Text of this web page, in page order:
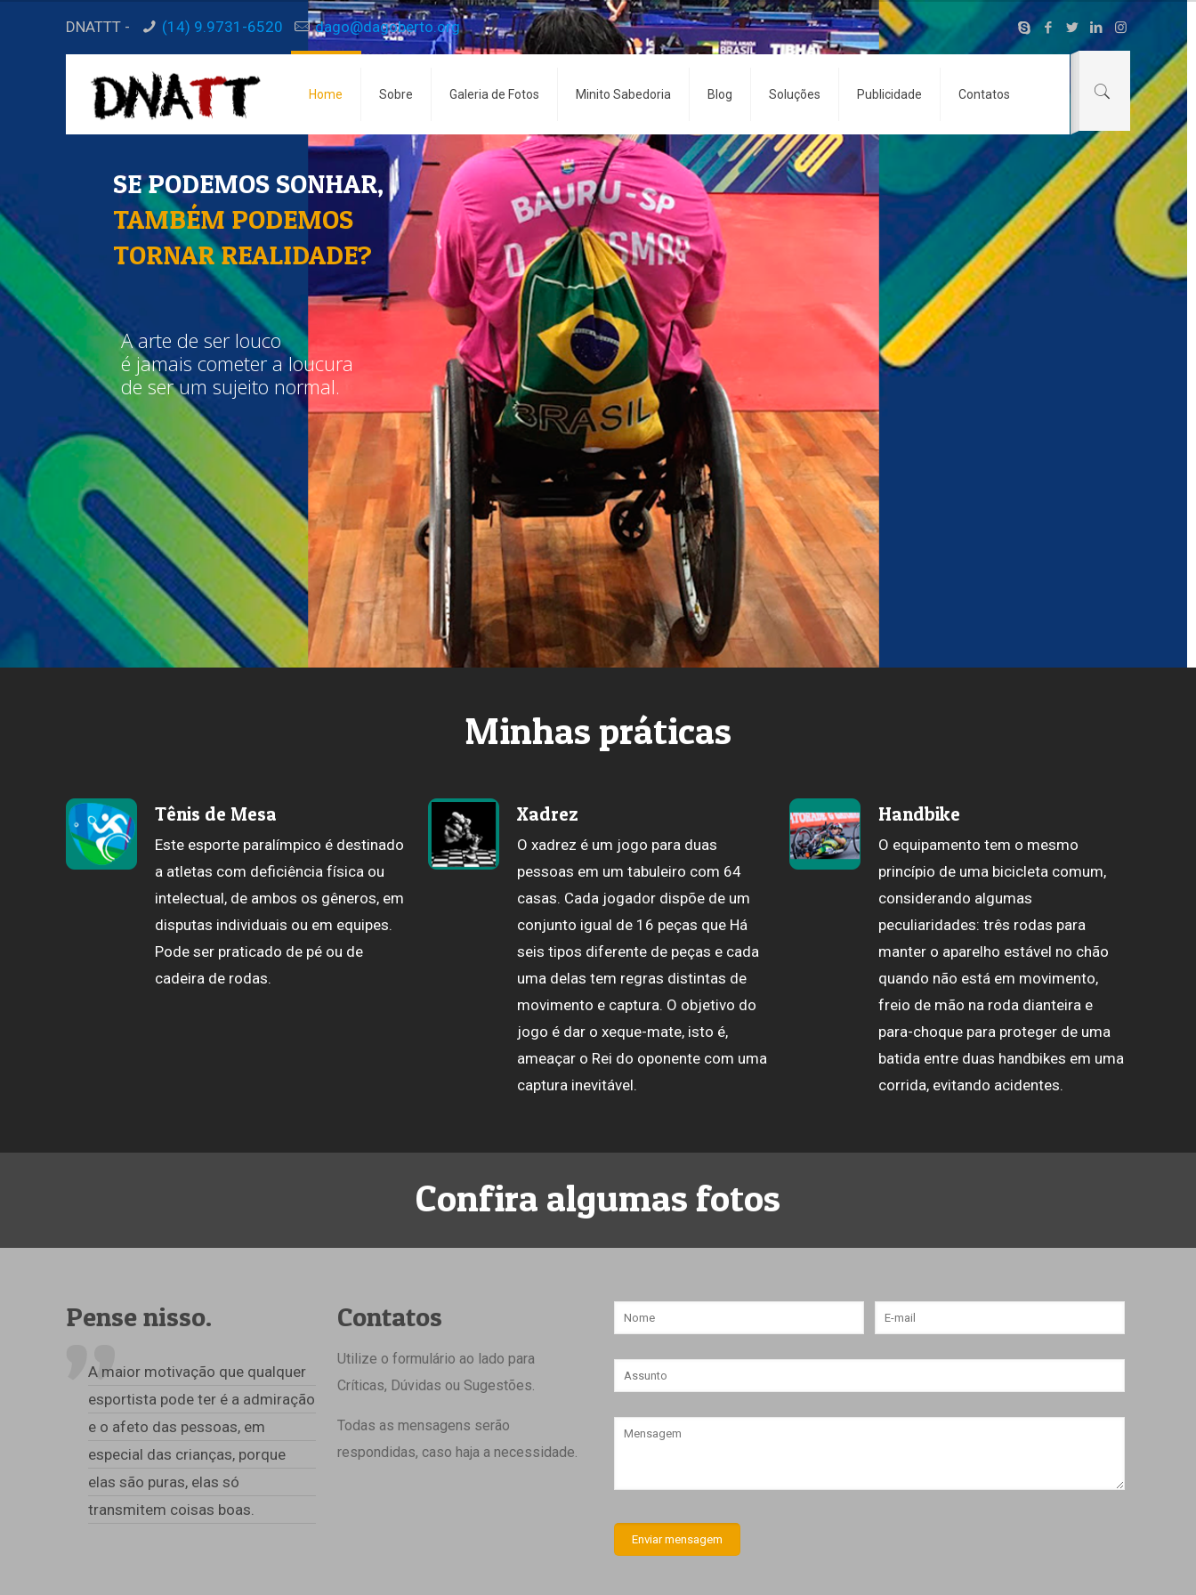
DNATTT - (14) 9.9731-6520 dago@dagoberto.org
Home Sobre Galeria de Fotos Minito Sabedoria Blog Soluções Publicidade Contatos
SE PODEMOS SONHAR,
TAMBÉM PODEMOS
TORNAR REALIDADE?
A arte de ser louco
é jamais cometer a loucura
de ser um sujeito normal.
Minhas práticas
Tênis de Mesa
Este esporte paralímpico é destinado
a atletas com deficiência física ou
intelectual, de ambos os gêneros, em
disputas individuais ou em equipes.
Pode ser praticado de pé ou de
cadeira de rodas.
Xadrez
O xadrez é um jogo para duas
pessoas em um tabuleiro com 64
casas. Cada jogador dispõe de um
conjunto igual de 16 peças que Há
seis tipos diferente de peças e cada
uma delas tem regras distintas de
movimento e captura. O objetivo do
jogo é dar o xeque-mate, isto é,
ameaçar o Rei do oponente com uma
captura inevitável.
Handbike
O equipamento tem o mesmo
princípio de uma bicicleta comum,
considerando algumas
peculiaridades: três rodas para
manter o aparelho estável no chão
quando não está em movimento,
freio de mão na roda dianteira e
para-choque para proteger de uma
batida entre duas handbikes em uma
corrida, evitando acidentes.
Confira algumas fotos
Pense nisso.
A maior motivação que qualquer
esportista pode ter é a admiração
e o afeto das pessoas, em
especial das crianças, porque
elas são puras, elas só
transmitem coisas boas.
Contatos
Utilize o formulário ao lado para
Críticas, Dúvidas ou Sugestões.
Todas as mensagens serão
respondidas, caso haja a necessidade.